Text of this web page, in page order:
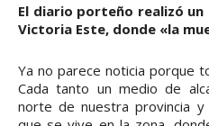
El diario porteño realizó
Victoria Este, donde «la
Ya no parece noticia porque
Cada tanto un medio de
norte de nuestra provincia